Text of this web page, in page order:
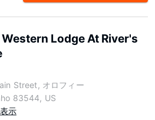
Lodge At River's
Street, オロフィー
83544, US
示